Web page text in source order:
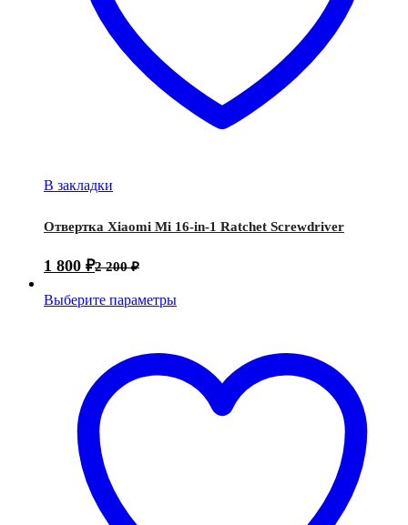
В закладки
Отвертка Xiaomi Mi 16-in-1 Ratchet Screwdriver
1 800 ₽2 200₽
Выберите параметры